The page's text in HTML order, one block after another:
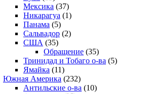
Мексика (37)
Никарагуа (1)
Панама (5)
Сальвадор (2)
США (35)
Обращение (35)
Тринидад и Тобаго о-ва (5)
Ямайка (11)
Южная Америка (232)
Антильские о-ва (10)